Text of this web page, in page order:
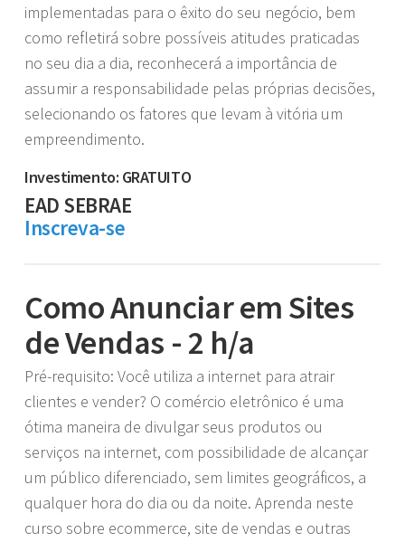
implementadas para o êxito do seu negócio, bem
como refletirá sobre possíveis atitudes praticadas
no seu dia a dia, reconhecerá a importância de
assumir a responsabilidade pelas próprias decisões,
selecionando os fatores que levam à vitória um
empreendimento.
Investimento: GRATUITO
EAD SEBRAE
Inscreva-se
Como Anunciar em Sites
de Vendas - 2 h/a
Pré-requisito: Você utiliza a internet para atrair
clientes e vender? O comércio eletrônico é uma
ótima maneira de divulgar seus produtos ou
serviços na internet, com possibilidade de alcançar
um público diferenciado, sem limites geográficos, a
qualquer hora do dia ou da noite. Aprenda neste
curso sobre ecommerce, site de vendas e outras